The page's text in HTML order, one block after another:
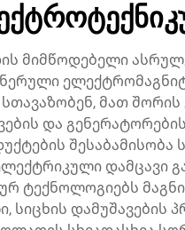
მიმწოდებელი
მათ
და
ტექნოლოგიებს
დამუშავების